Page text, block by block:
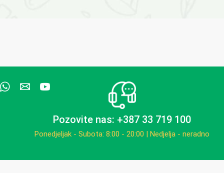
Pozovite nas: +387 33 719 100
Ponedjeljak - Subota: 8:00 - 20:00 | Nedjelja - neradno